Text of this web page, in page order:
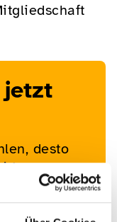
jetzt
desto
wir